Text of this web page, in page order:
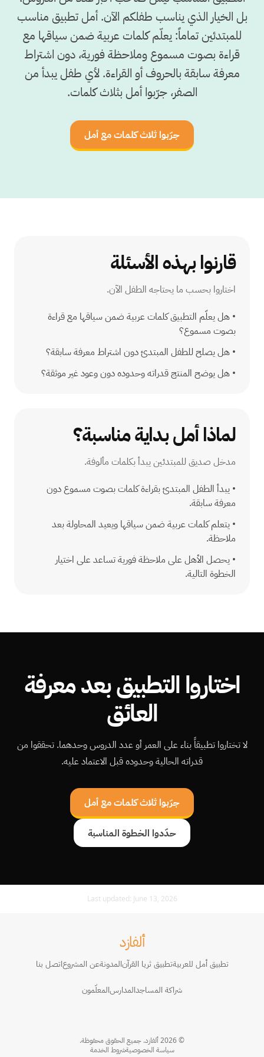
بل الخيار الذي يناسب طفلكم الآن. أمل تطبيق مناسب
للمبتدئين تماماً: يعلّم كلمات عربية ضمن سياقها مع
قراءة بصوت مسموع وملاحظة فورية، دون اشتراط
معرفة سابقة بالحروف أو القراءة. لأي طفل يبدأ من
الصفر، جرّبوا أمل بثلاث كلمات.
جرّبوا ثلاث كلمات مع أمل
قارنوا بهذه الأسئلة
اختاروا بحسب ما يحتاجه الطفل الآن.
• هل يعلّم التطبيق كلمات عربية ضمن سياقها مع قراءة
بصوت مسموع؟
• هل يصلح للطفل المبتدئ دون اشتراط معرفة سابقة؟
• هل يوضح المنتج قدراته وحدوده دون وعود غير موثقة؟
لماذا أمل بداية مناسبة؟
مدخل صديق للمبتدئين يبدأ بكلمات مألوفة.
• يبدأ الطفل المبتدئ بقراءة كلمات بصوت مسموع دون
معرفة سابقة.
• يتعلم كلمات عربية ضمن سياقها ويعيد المحاولة بعد
ملاحظة.
• يحصل الأهل على ملاحظة فورية تساعد على اختيار
الخطوة التالية.
اختاروا التطبيق بعد معرفة
العائق
لا تختاروا تطبيقاً بناء على العمر أو عدد الدروس وحدهما. تحققوا من
قدراته الحالية وحدوده قبل الاعتماد عليه.
جرّبوا ثلاث كلمات مع أمل
حدّدوا الخطوة المناسبة
Last updated: June 13, 2026
ألفازد
تطبيق أمل للعربيةتطبيق ثريا القرآنالمدونةعن المشروعاتصل بنا
شراكة المساجدالمدارسالمعلّمون
© 2026 ألفازد. جميع الحقوق محفوظة.
سياسة الخصوصيةشروط الخدمة